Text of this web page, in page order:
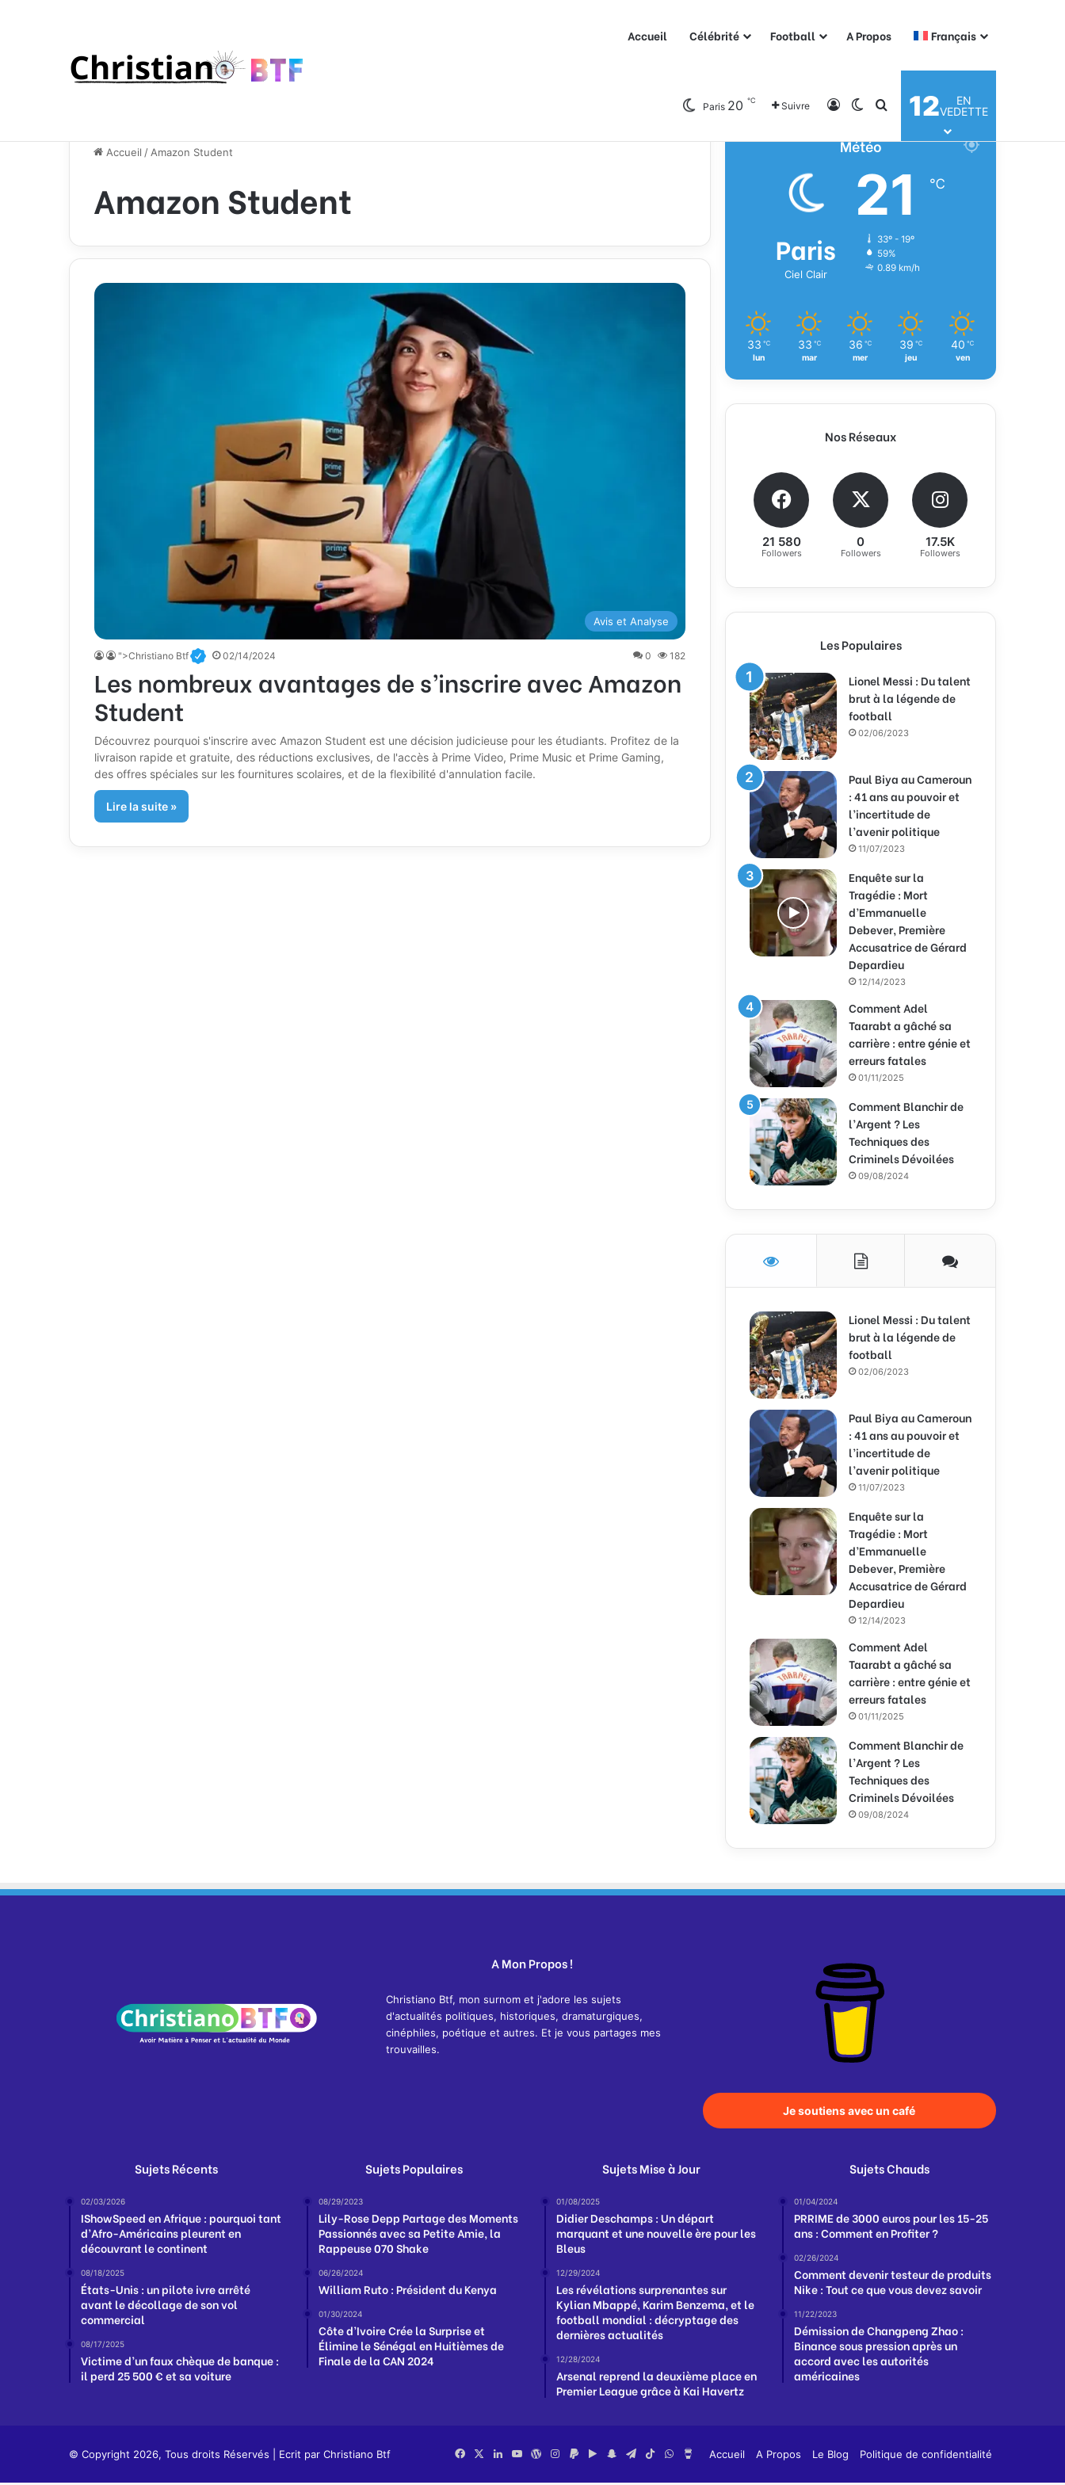
Accueil Célébrité Football A Propos Français
Paris 20 ℃ Suivre ConnexionSwitch skin
Rechercher
12
EN
VEDETTE
Accueil / Amazon Student
Amazon Student
Avis et Analyse
">Christiano Btf 02/14/2024 0 182
Les nombreux avantages de s’inscrire avec Amazon
Student
Découvrez pourquoi s'inscrire avec Amazon Student est une décision judicieuse pour les étudiants. Profitez de la
livraison rapide et gratuite, des réductions exclusives, de l'accès à Prime Video, Prime Music et Prime Gaming,
des offres spéciales sur les fournitures scolaires, et de la flexibilité d'annulation facile.
Lire la suite »
Météo
Paris
Ciel Clair
21 ℃
33º - 19º
59%
0.89 km/h
33 ℃
lun
33 ℃
mar
36 ℃
mer
39 ℃
jeu
40 ℃
ven
Nos Réseaux
21 580
Followers
0
Followers
17.5K
Followers
Les Populaires
Lionel Messi : Du talent
brut à la légende de
football
02/06/2023
Paul Biya au Cameroun
: 41 ans au pouvoir et
l’incertitude de
l’avenir politique
11/07/2023
Enquête sur la
Tragédie : Mort
d’Emmanuelle
Debever, Première
Accusatrice de Gérard
Depardieu
12/14/2023
Comment Adel
Taarabt a gâché sa
carrière : entre génie et
erreurs fatales
01/11/2025
Comment Blanchir de
l’Argent ? Les
Techniques des
Criminels Dévoilées
09/08/2024
Lionel Messi : Du talent
brut à la légende de
football
02/06/2023
Paul Biya au Cameroun
: 41 ans au pouvoir et
l’incertitude de
l’avenir politique
11/07/2023
Enquête sur la
Tragédie : Mort
d’Emmanuelle
Debever, Première
Accusatrice de Gérard
Depardieu
12/14/2023
Comment Adel
Taarabt a gâché sa
carrière : entre génie et
erreurs fatales
01/11/2025
Comment Blanchir de
l’Argent ? Les
Techniques des
Criminels Dévoilées
09/08/2024
A Mon Propos !
Christiano Btf, mon surnom et j'adore les sujets
d'actualités politiques, historiques, dramaturgiques,
cinéphiles, poétique et autres. Et je vous partages mes
trouvailles.
Je soutiens avec un café
Sujets Récents
02/03/2026
IShowSpeed en Afrique : pourquoi tant
d’Afro-Américains pleurent en
découvrant le continent
08/18/2025
États-Unis : un pilote ivre arrêté
avant le décollage de son vol
commercial
08/17/2025
Victime d’un faux chèque de banque :
il perd 25 500 € et sa voiture
Sujets Populaires
08/29/2023
Lily-Rose Depp Partage des Moments
Passionnés avec sa Petite Amie, la
Rappeuse 070 Shake
06/26/2024
William Ruto : Président du Kenya
01/30/2024
Côte d’Ivoire Crée la Surprise et
Élimine le Sénégal en Huitièmes de
Finale de la CAN 2024
Sujets Mise à Jour
01/08/2025
Didier Deschamps : Un départ
marquant et une nouvelle ère pour les
Bleus
12/29/2024
Les révélations surprenantes sur
Kylian Mbappé, Karim Benzema, et le
football mondial : décryptage des
dernières actualités
12/28/2024
Arsenal reprend la deuxième place en
Premier League grâce à Kai Havertz
Sujets Chauds
01/04/2024
PRRIME de 3000 euros pour les 15-25
ans : Comment en Profiter ?
02/26/2024
Comment devenir testeur de produits
Nike : Tout ce que vous devez savoir
11/22/2023
Démission de Changpeng Zhao :
Binance sous pression après un
accord avec les autorités
américaines
© Copyright 2026, Tous droits Réservés | Ecrit par Christiano Btf Accueil A Propos Le Blog Politique de confidentialité
FacebookLinkedinYouTubeWordPress
Instagram
PayPalGoogleSnapchat
Telegram
TikTokWhatsApp
Buy